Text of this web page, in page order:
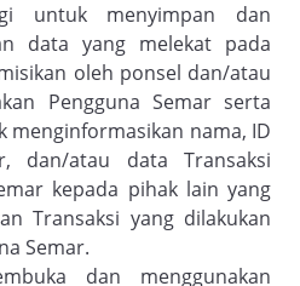
untuk menyimpan dan
data yang melekat pada
oleh ponsel dan/atau
Pengguna Semar serta
menginformasikan nama, ID
dan/atau data Transaksi
kepada pihak lain yang
Transaksi yang dilakukan
Semar.
dan menggunakan